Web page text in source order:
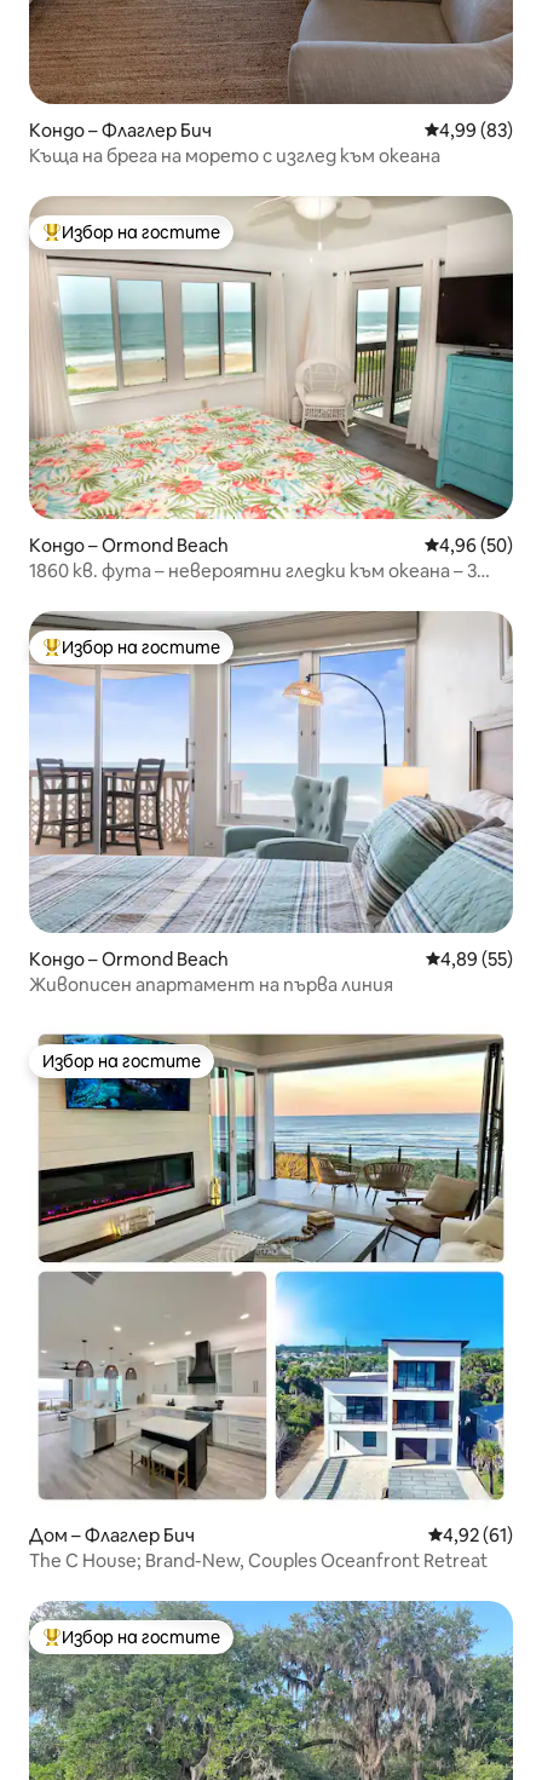
Кондо – Флаглер Бич Средна
4,99 (83)
Къща на брега на морето с изглед към океана
Най-популярен избор на гостите
Избор на гостите
Кондо – Ormond Beach Средна
4,96 (50)
1860 кв. фута – невероятни гледки към океана – 3
Най-популярен избор на гостите
Избор на гостите
Кондо – Ormond Beach Средна
4,89 (55)
Живописен апартамент на първа линия
Избор на гостите
Избор на гостите
Дом – Флаглер Бич Средна
4,92 (61)
The C House; Brand-New, Couples Oceanfront Retreat
Най-популярен избор на гостите
Избор на гостите